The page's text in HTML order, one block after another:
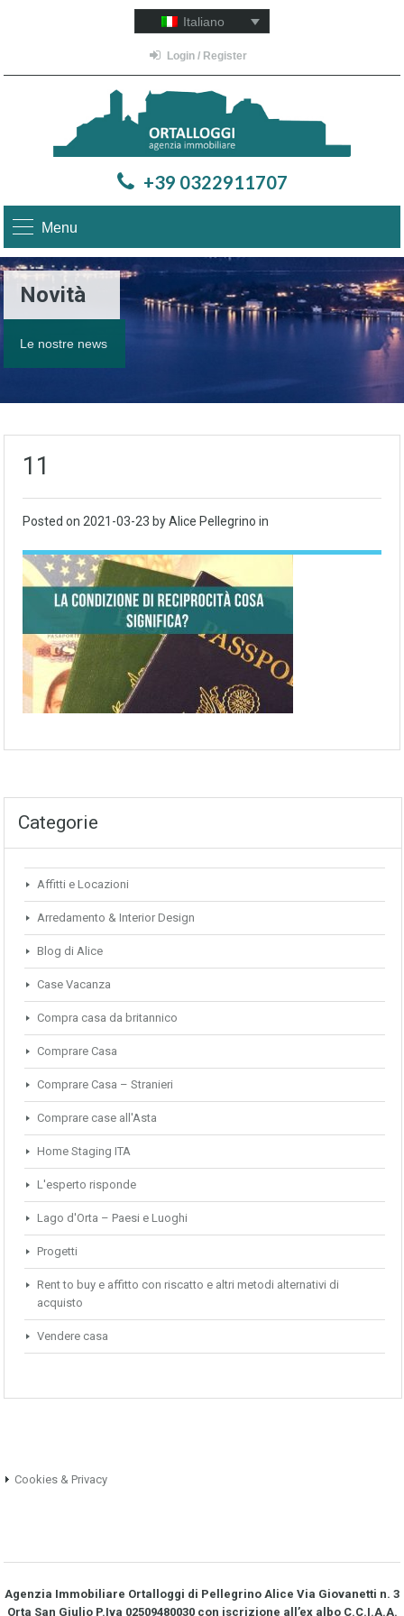
Italiano
Login / Register
+39 0322911707
Menu
Novità
Le nostre news
11
Posted on 2021-03-23 by Alice Pellegrino in
Categorie
Affitti e Locazioni
Arredamento & Interior Design
Blog di Alice
Case Vacanza
Compra casa da britannico
Comprare Casa
Comprare Casa – Stranieri
Comprare case all'Asta
Home Staging ITA
L'esperto risponde
Lago d'Orta – Paesi e Luoghi
Progetti
Rent to buy e affitto con riscatto e altri metodi alternativi di
acquisto
Vendere casa
Cookies & Privacy
Agenzia Immobiliare Ortalloggi di Pellegrino Alice Via Giovanetti n. 3
Orta San Giulio P.Iva 02509480030 con iscrizione all’ex albo C.C.I.A.A.